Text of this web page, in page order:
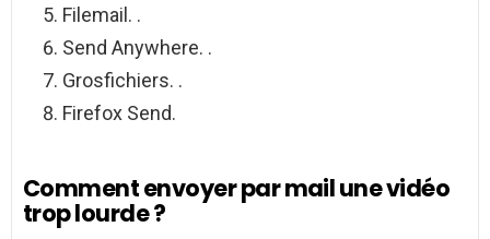
Filemail. .
Send Anywhere. .
Grosfichiers. .
Firefox Send.
Comment envoyer par mail une vidéo
trop lourde ?